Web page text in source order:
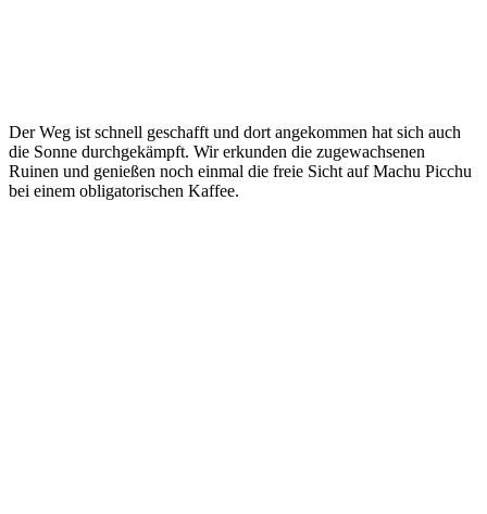
Der Weg ist schnell geschafft und dort angekommen hat sich auch
die Sonne durchgekämpft. Wir erkunden die zugewachsenen
Ruinen und genießen noch einmal die freie Sicht auf Machu Picchu
bei einem obligatorischen Kaffee.